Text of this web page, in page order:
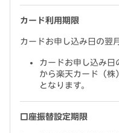
カード利用期限
カードお申し込み日の翌
カードお申し込み日
から楽天カード（株
となります。
口座振替設定期限